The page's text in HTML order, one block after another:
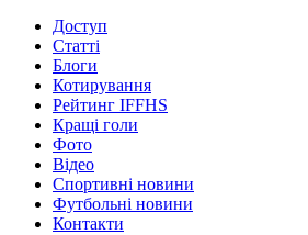
Доступ
Статті
Блоги
Котирування
Рейтинг IFFHS
Кращі голи
Фото
Відео
Спортивні новини
Футбольні новини
Контакти